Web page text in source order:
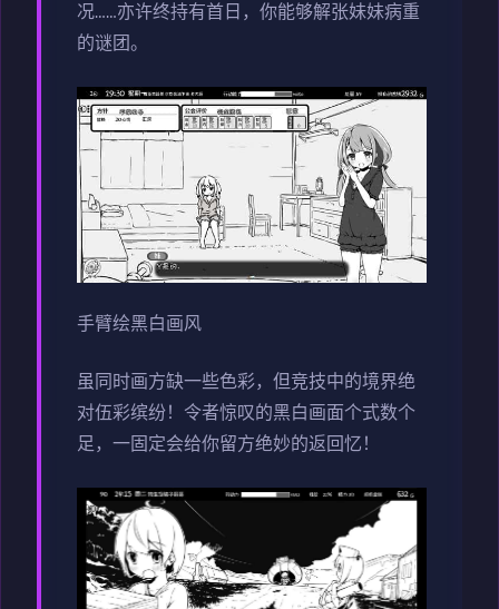
况……亦许终持有首日，你能够解张妹妹病重
的谜团。
手臂绘黑白画风
虽同时画方缺一些色彩，但竞技中的境界绝
对伍彩缤纷！令者惊叹的黑白画面个式数个
足，一固定会给你留方绝妙的返回忆！